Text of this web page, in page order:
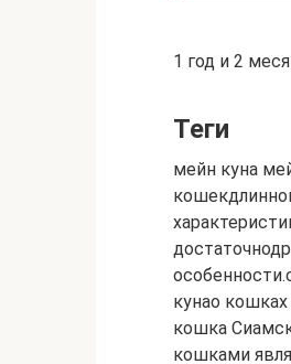
1 год и 2
Теги
мейн куна
кунао
кошка
кошками